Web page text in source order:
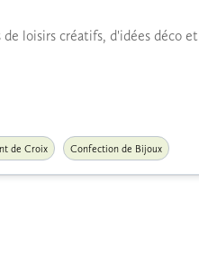
loisirs créatifs, d'idées déco
de Croix Confection de Bijoux